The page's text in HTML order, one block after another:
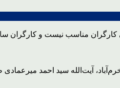
مناسب نیست و کارگران
آیت‌الله سید احمد